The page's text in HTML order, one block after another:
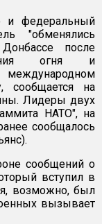
и федеральный
"обменялись
после
огня и
сообщается на
Лидеры двух
НАТО", на
сообщалось
сообщений о
вступил в
возможно, был
вызывает